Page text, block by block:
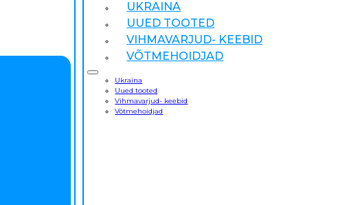
UKRAINA
UUED TOOTED
VIHMAVARJUD- KEEBID
VÕTMEHOIDJAD
Ukraina
Uued tooted
Vihmavarjud- keebid
Võtmehoidjad